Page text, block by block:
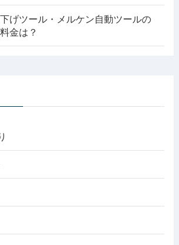
げツール・メルケン自動ツールの
金は？